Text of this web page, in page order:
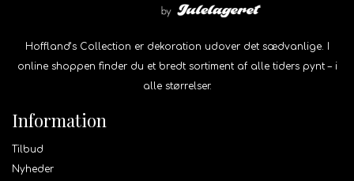
Hoffland’s Collection er dekoration udover det sædvanlige. I
online shoppen finder du et bredt sortiment af alle tiders pynt – i
alle størrelser.
Information
Tilbud
Nyheder